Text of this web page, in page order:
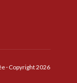
· Copyright 2026